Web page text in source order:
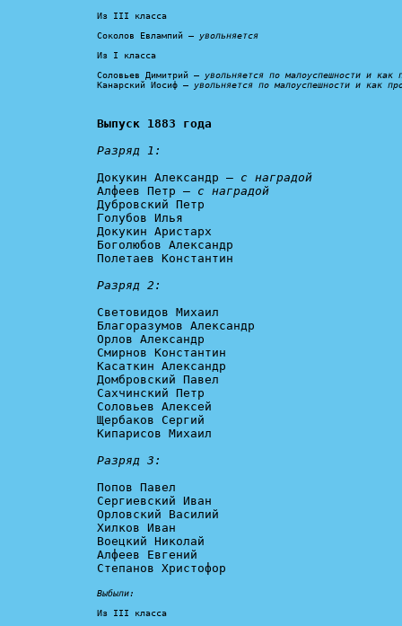
Из III класса
Соколов Евлампий – увольняется
Из I класса
Соловьев Димитрий – увольняется по малоуспешности и
Канарский Иосиф – увольняется по малоуспешности и как
Выпуск 1883 года
Разряд 1:
Докукин Александр – с наградой
Алфеев Петр – с наградой
Дубровский Петр
Голубов Илья
Докукин Аристарх
Боголюбов Александр
Полетаев Константин
Разряд 2:
Световидов Михаил
Благоразумов Александр
Орлов Александр
Смирнов Константин
Касаткин Александр
Домбровский Павел
Сахчинский Петр
Соловьев Алексей
Щербаков Сергий
Кипарисов Михаил
Разряд 3:
Попов Павел
Сергиевский Иван
Орловский Василий
Хилков Иван
Воецкий Николай
Алфеев Евгений
Степанов Христофор
Выбыли:
Из III класса